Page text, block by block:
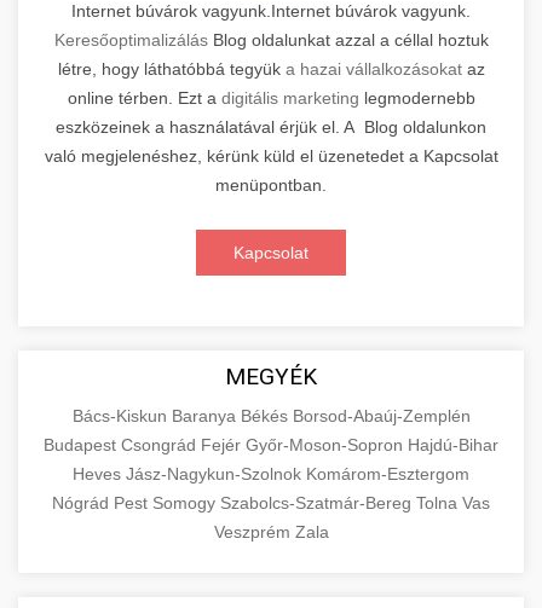
Internet búvárok vagyunk.Internet búvárok vagyunk.
KeresőoptimalizálásBlog oldalunkat azzal a céllal hoztuk
létre, hogy láthatóbbá tegyük a hazai vállalkozásokataz
online térben. Ezt a digitális marketing legmodernebb
eszközeinek a használatával érjük el. A Blog oldalunkon
való megjelenéshez, kérünk küld el üzenetedet a Kapcsolat
menüpontban.
Kapcsolat
MEGYÉK
Bács-Kiskun Baranya Békés Borsod-Abaúj-Zemplén
Budapest Csongrád Fejér Győr-Moson-Sopron Hajdú-Bihar
Heves Jász-Nagykun-Szolnok Komárom-Esztergom
Nógrád Pest Somogy Szabolcs-Szatmár-Bereg Tolna Vas
Veszprém Zala